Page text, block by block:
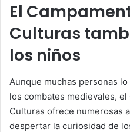
El
Culturas
los niños
Aunque muchas personas
los combates medievales,
Culturas ofrece numerosas
despertar la curiosidad de